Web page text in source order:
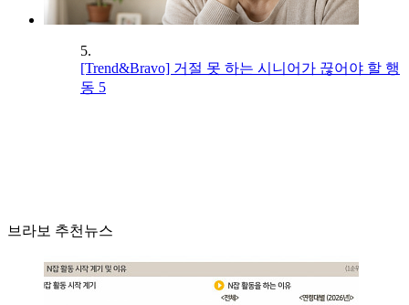
5.
[Trend&Bravo] 거절 못 하는 시니어가 끊어야 할 행
동 5
브라보 추천뉴스